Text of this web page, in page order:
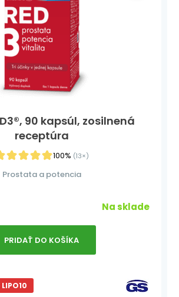
90 kapsúl, zosilnená
receptúra
100% (13×)
Prostata a potencia
Na sklade
PRIDAŤ DO KOŠÍKA